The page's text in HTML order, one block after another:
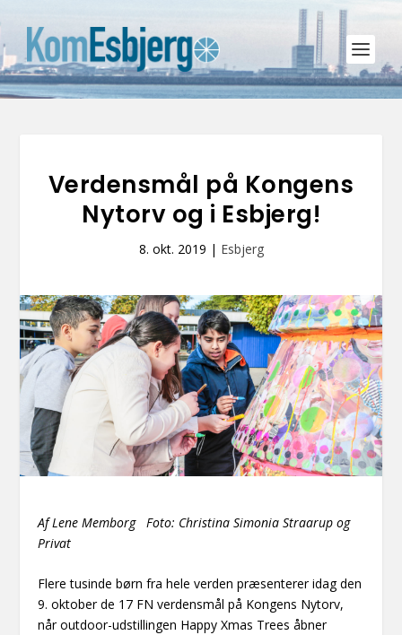
Verdensmål på Kongens
Nytorv og i Esbjerg!
8. okt. 2019 | Esbjerg
Af Lene Memborg Foto: Christina Simonia Straarup og
Privat
Flere tusinde børn fra hele verden præsenterer idag den
9. oktober de 17 FN verdensmål på Kongens Nytorv,
når outdoor-udstillingen Happy Xmas Trees åbner